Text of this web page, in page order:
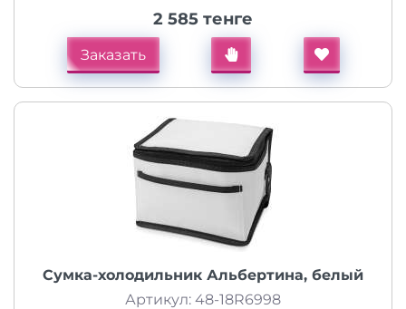
2 585 тенге
Заказать
Сумка-холодильник Альбертина, белый
Артикул: 48-18R6998